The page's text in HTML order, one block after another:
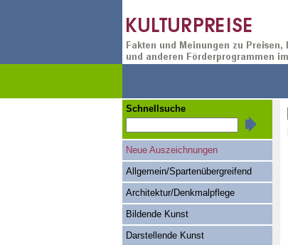
Schnellsuche
Neue Auszeichnungen
Allgemein/Spartenübergreifend
Architektur/Denkmalpflege
Bildende Kunst
Darstellende Kunst